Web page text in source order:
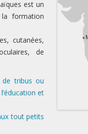
est un
la formation
cutanées,
de
de tribus ou
et
tout petits